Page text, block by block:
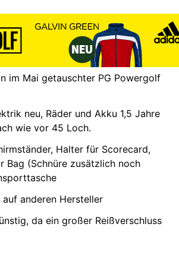
im Mai getauschter PG Powergolf
neu, Räder und Akku 1,5 Jahre
wie vor 45 Loch.
Halter für Scorecard,
Bag (Schnüre zusätzlich noch
anderen Hersteller
da ein großer Reißverschluss